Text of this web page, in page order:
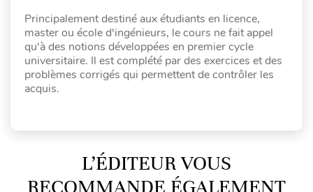
Principalement destiné aux étudiants en licence,
master ou école d'ingénieurs, le cours ne fait appel
qu'à des notions développées en premier cycle
universitaire. Il est complété par des exercices et des
problèmes corrigés qui permettent de contrôler les
acquis.
L’ÉDITEUR VOUS